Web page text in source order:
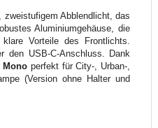
zweistufigem Abblendlicht, das
Aluminiumgehäuse, die
Vorteile des Frontlichts.
den USB-C-Anschluss. Dank
Monoperfekt für City-, Urban-,
(Version ohne Halter und